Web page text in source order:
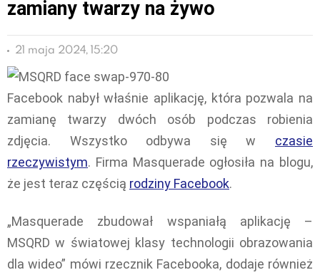
zamiany twarzy na żywo
21 maja 2024, 15:20
Facebook nabył właśnie aplikację, która pozwala na
zamianę twarzy dwóch osób podczas robienia
zdjęcia. Wszystko odbywa się w czasie
rzeczywistym. Firma Masquerade ogłosiła na blogu,
że jest teraz częścią rodziny Facebook.
„Masquerade zbudował wspaniałą aplikację –
MSQRD w światowej klasy technologii obrazowania
dla wideo” mówi rzecznik Facebooka, dodaje również